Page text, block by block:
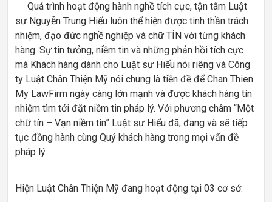
Quá trình hoạt động hành nghề tích cực, tận tâm Luật
sư Nguyễn Trung Hiếu luôn thể hiện được tinh thần trách
nhiệm, đạo đức nghề nghiệp và chữ TÍN với từng khách
hàng. Sự tin tưởng, niềm tin và những phản hồi tích cực
mà Khách hàng dành cho Luật sư Hiếu nói riêng và Công
ty Luật Chân Thiện Mỹ nói chung là tiền đề để Chan Thien
My LawFirm ngày càng lớn mạnh và được khách hàng tín
nhiệm tìm tới đặt niềm tin pháp lý. Với phương châm “Một
chữ tín – Vạn niềm tin” Luật sư Hiếu đã, đang và sẽ tiếp
tục đồng hành cùng Quý khách hàng trong mọi vấn đề
pháp lý.
Hiện Luật Chân Thiện Mỹ đang hoạt động tại 03 cơ sở: